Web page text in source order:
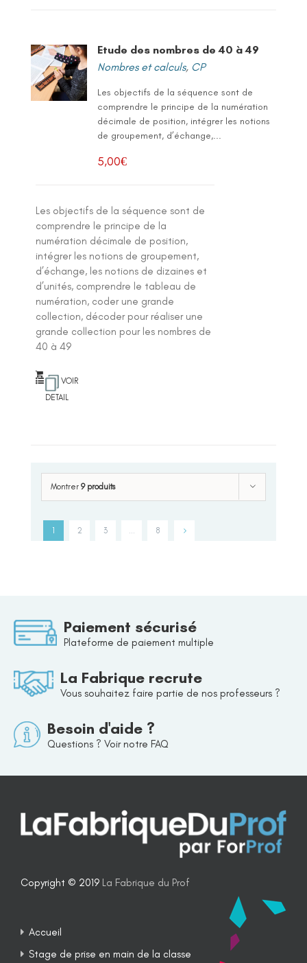
Etude des nombres de 40 à 49
Nombres et calculs, CP
Les objectifs de la séquence sont de
comprendre le principe de la numération
décimale de position, intégrer les notions
de groupement, d’échange,...
5,00€
Les objectifs de la séquence sont de
comprendre le principe de la
numération décimale de position,
intégrer les notions de groupement,
d’échange, les notions de dizaines et
d’unités, comprendre le tableau de
numération, coder une grande
collection, décoder pour réaliser une
grande collection pour les nombres de
40 à 49
VOIR
DETAIL
Montrer 9 produits
1 2 3 8
Paiement sécurisé
Plateforme de paiement multiple
La Fabrique recrute
Vous souhaitez faire partie de nos professeurs ?
Besoin d'aide ?
Questions ? Voir notre FAQ
Copyright © 2019 La Fabrique du Prof
Accueil
Stage de prise en main de la classe